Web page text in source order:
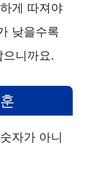
게 따져야
낮을수록
니까요.
자가 아니